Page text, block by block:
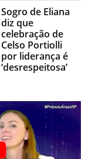
Sogro de Eliana
diz que
celebração de
Celso Portiolli
por liderança é
‘desrespeitosa’